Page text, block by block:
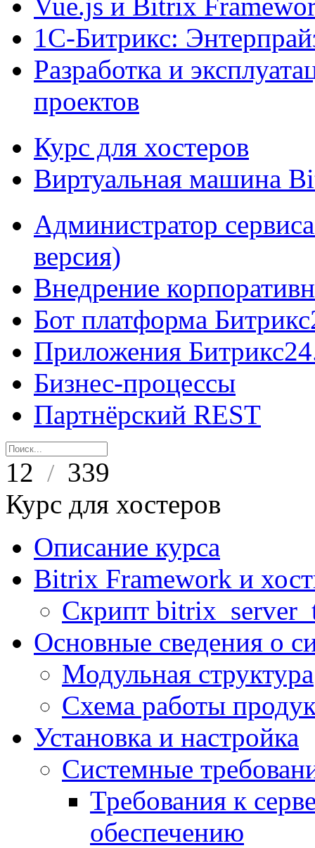
1С-Битрикс:
Разработка и
проектов
Курс для хостеров
Виртуальная машина
Администратор
версия)
Внедрение
Бот платформа
Приложения
Бизнес-процессы
Партнёрский REST
12 / 339
Курс для хостеров
Описание курса
Bitrix Framework и
Скрипт
Основные сведения о
Модульная структура
Схема работы
Установка и настройка
Системные
Требования к
обеспечению